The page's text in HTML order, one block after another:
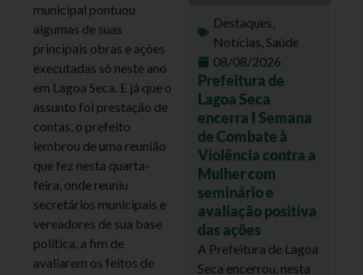
municipal pontuou
algumas de suas
principais obras e ações
executadas só neste ano
em Lagoa Seca. E já que o
assunto foi prestação de
contas, o prefeito
lembrou de uma reunião
que fez nesta quarta-
feira, onde reuniu
secretários municipais e
vereadores de sua base
política, a fim de
avaliarem os feitos de
Destaques,
Notícias,Saúde
08/08/2026
Prefeitura de
Lagoa Seca
encerra I Semana
de Combate à
Violência contra a
Mulher com
seminário e
avaliação positiva
das ações
A Prefeitura de Lagoa
Seca encerrou, nesta